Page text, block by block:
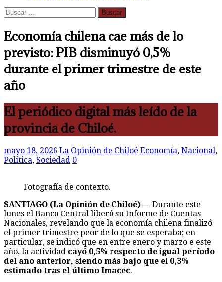
Buscar:
Economía chilena cae más de lo
previsto: PIB disminuyó 0,5%
durante el primer trimestre de este
año
El periódico digital más leído de la
provincia de Chiloé.
mayo 18, 2026 La Opinión de Chiloé Economía, Nacional,
Política, Sociedad 0
Fotografía de contexto.
SANTIAGO (La Opinión de Chiloé) — Durante este
lunes el Banco Central liberó su Informe de Cuentas
Nacionales, revelando que la economía chilena finalizó
el primer trimestre peor de lo que se esperaba; en
particular, se indicó que en entre enero y marzo e este
año, la actividad cayó 0,5% respecto de igual período
del año anterior, siendo más bajo que el 0,3%
estimado tras el último Imacec.